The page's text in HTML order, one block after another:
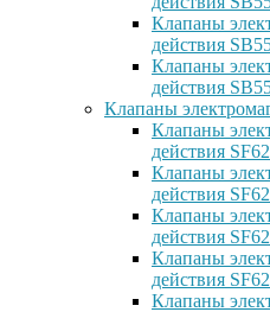
Клапаны
действия
Клапаны
действия
Клапаны
Клапаны
действия
Клапаны
действия
Клапаны
действия
Клапаны
действия
Клапаны